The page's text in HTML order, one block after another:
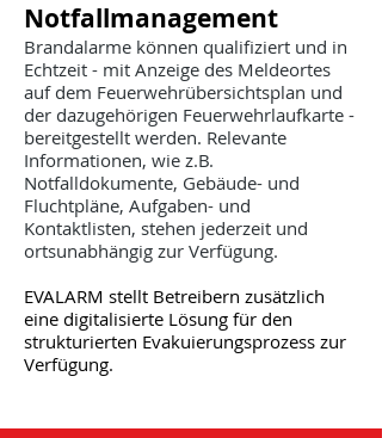
Notfallmanagement
Brandalarme können qualifiziert und in
Echtzeit - mit Anzeige des Meldeortes
auf dem Feuerwehrübersichtsplan und
der dazugehörigen Feuerwehrlaufkarte -
bereitgestellt werden. Relevante
Informationen, wie z.B.
Notfalldokumente, Gebäude- und
Fluchtpläne, Aufgaben- und
Kontaktlisten, stehen jederzeit und
ortsunabhängig zur Verfügung.
EVALARM stellt Betreibern zusätzlich
eine digitalisierte Lösung für den
strukturierten Evakuierungsprozess zur
Verfügung.